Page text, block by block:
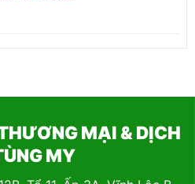
MẠI & DỊCH
MY